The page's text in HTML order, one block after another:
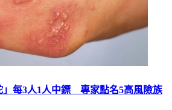
」每3人1人中鏢 專家點名5高風險族